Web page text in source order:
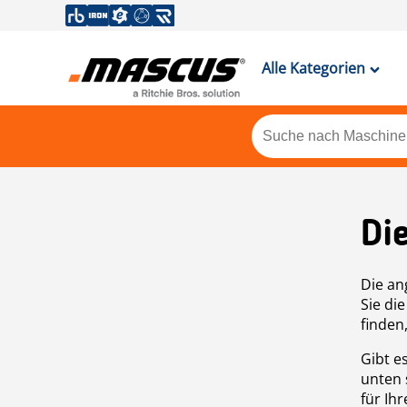
Alle Kategorien
Die
Sie
Gibt
unten
für